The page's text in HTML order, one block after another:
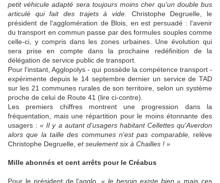
petit véhicule adapté sera toujours moins cher qu'un double bus
articulé qui fait des trajets à vide.
Christophe Degruelle, le
président de l'agglomération de Blois, en est persuadé : l'avenir
du transport en commun passe par des formules souples comme
celle-ci, y compris dans les zones urbaines. Une évolution qui
sera prise en compte dans la prochaine redéfinition de la
délégation de service public de transport.
Pour l'instant, Agglopolys - qui possède la compétence transport -
expérimente depuis le 14 septembre dernier un service de TAD
sur les 21 communes rurales de son territoire, selon un système
proche de celui de Route 41 (lire ci-contre).
Les premiers chiffres montrent une progression dans la
fréquentation, mais une répartition pour le moins étonnante des
usagers :« Il y a autant d'usagers habitant Cellettes qu'Averdon
alors que la taille des communes n'est pas comparable, relève
Christophe Degruelle, et seulement six à Chailles ! »
Mille abonnés et cent arrêts pour le Créabus
Pour le président de l'agglo,« le besoin existe bien » mais ces